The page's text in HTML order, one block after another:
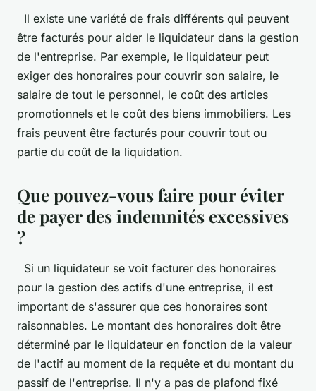
Il existe une variété de frais différents qui peuvent
être facturés pour aider le liquidateur dans la gestion
de l'entreprise. Par exemple, le liquidateur peut
exiger des honoraires pour couvrir son salaire, le
salaire de tout le personnel, le coût des articles
promotionnels et le coût des biens immobiliers. Les
frais peuvent être facturés pour couvrir tout ou
partie du coût de la liquidation.
Que pouvez-vous faire pour éviter
de payer des indemnités excessives
?
Si un liquidateur se voit facturer des honoraires
pour la gestion des actifs d'une entreprise, il est
important de s'assurer que ces honoraires sont
raisonnables. Le montant des honoraires doit être
déterminé par le liquidateur en fonction de la valeur
de l'actif au moment de la requête et du montant du
passif de l'entreprise. Il n'y a pas de plafond fixé